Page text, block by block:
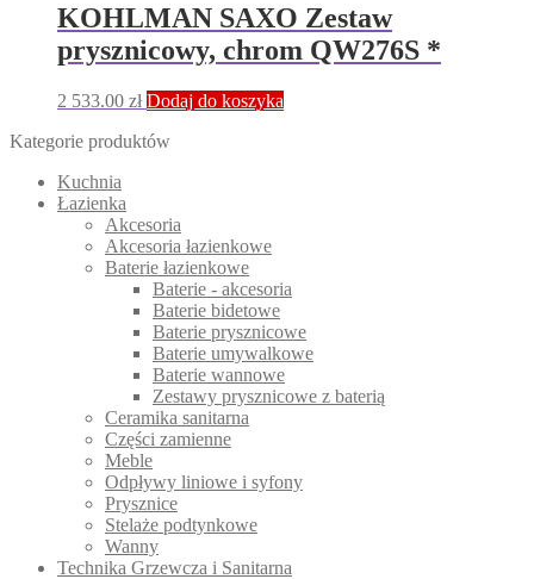
KOHLMAN SAXO Zestaw
prysznicowy, chrom QW276S *
2 533.00 zł Dodaj do koszyka
Kategorie produktów
Kuchnia
Łazienka
Akcesoria
Akcesoria łazienkowe
Baterie łazienkowe
Baterie - akcesoria
Baterie bidetowe
Baterie prysznicowe
Baterie umywalkowe
Baterie wannowe
Zestawy prysznicowe z baterią
Ceramika sanitarna
Części zamienne
Meble
Odpływy liniowe i syfony
Prysznice
Stelaże podtynkowe
Wanny
Technika Grzewcza i Sanitarna